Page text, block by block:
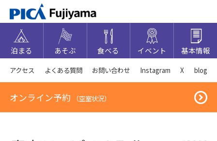
泊まる あそぶ 食べる イベント 基本情報
アクセス よくある質問 お問い合わせ Instagram X blog
オンライン予約 （空室状況）